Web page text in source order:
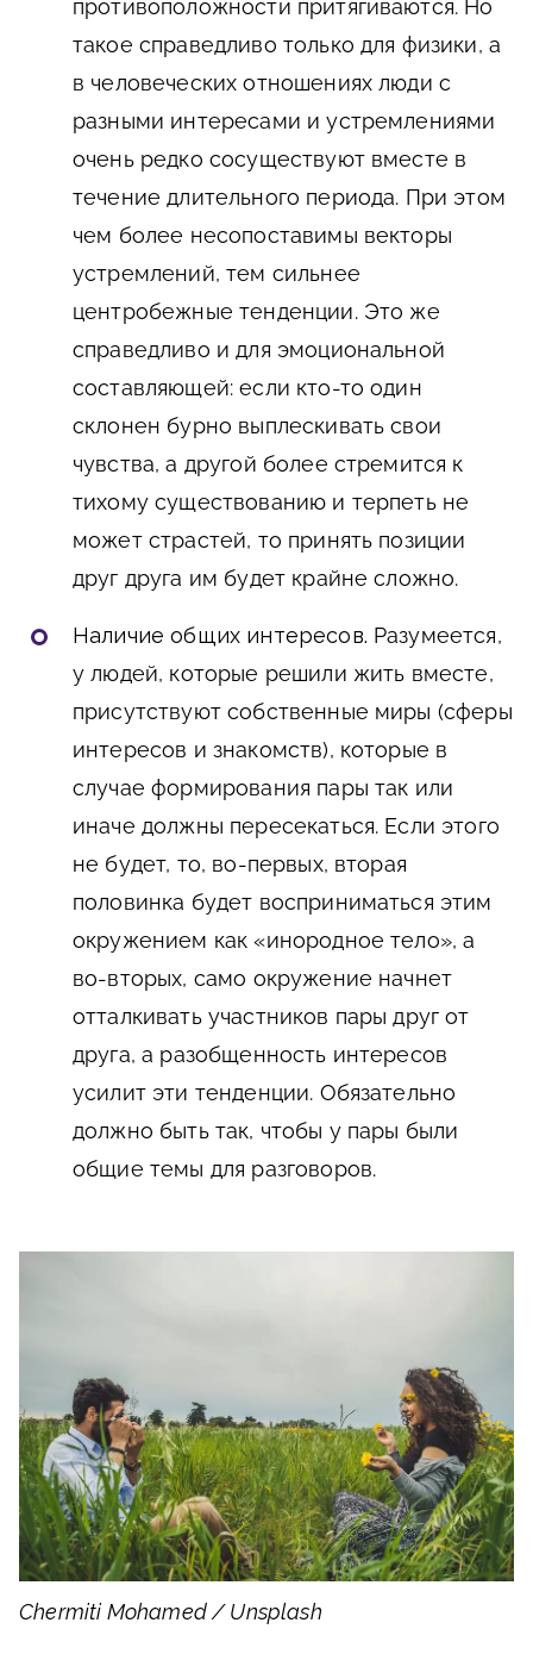
противоположности притягиваются. Но
такое справедливо только для физики, а
в человеческих отношениях люди с
разными интересами и устремлениями
очень редко сосуществуют вместе в
течение длительного периода. При этом
чем более несопоставимы векторы
устремлений, тем сильнее
центробежные тенденции. Это же
справедливо и для эмоциональной
составляющей: если кто-то один
склонен бурно выплескивать свои
чувства, а другой более стремится к
тихому существованию и терпеть не
может страстей, то принять позиции
друг друга им будет крайне сложно.
Наличие общих интересов. Разумеется,
у людей, которые решили жить вместе,
присутствуют собственные миры (сферы
интересов и знакомств), которые в
случае формирования пары так или
иначе должны пересекаться. Если этого
не будет, то, во-первых, вторая
половинка будет восприниматься этим
окружением как «инородное тело», а
во-вторых, само окружение начнет
отталкивать участников пары друг от
друга, а разобщенность интересов
усилит эти тенденции. Обязательно
должно быть так, чтобы у пары были
общие темы для разговоров.
Chermiti Mohamed / Unsplash